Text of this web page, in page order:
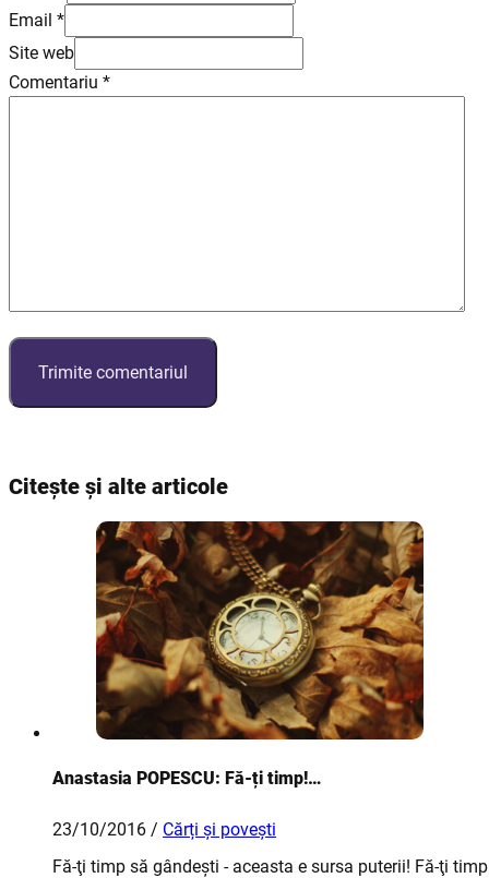
Email *
Site web
Comentariu *
Citește și alte articole
Anastasia POPESCU: Fă-ți timp!…
23/10/2016 / Cărți și povești
Fă-ţi timp să gândeşti - aceasta e sursa puterii! Fă-ţi